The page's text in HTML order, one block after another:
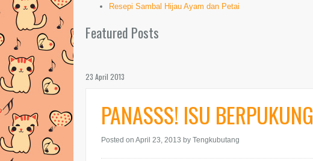
Resepi Sambal Hijau Ayam dan Petai
Featured Posts
23 April 2013
PANASSS! ISU BERPUKUNG
Posted on April 23, 2013 by Tengkubutang